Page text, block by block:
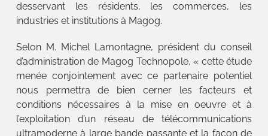
desservant les résidents, les commerces, les
industries et institutions à Magog.
Selon M. Michel Lamontagne, président du conseil
d’administration de Magog Technopole, « cette étude
menée conjointement avec ce partenaire potentiel
nous permettra de bien cerner les facteurs et
conditions nécessaires à la mise en oeuvre et à
l’exploitation d’un réseau de télécommunications
ultramoderne à large bande passante et la façon de